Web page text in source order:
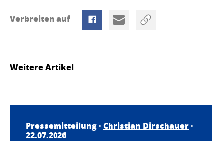
Verbreiten auf
Weitere Artikel
Pressemitteilung · Christian Dirschauer·
22.07.2026